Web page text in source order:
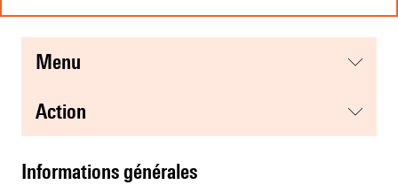
menu
action
informations générales